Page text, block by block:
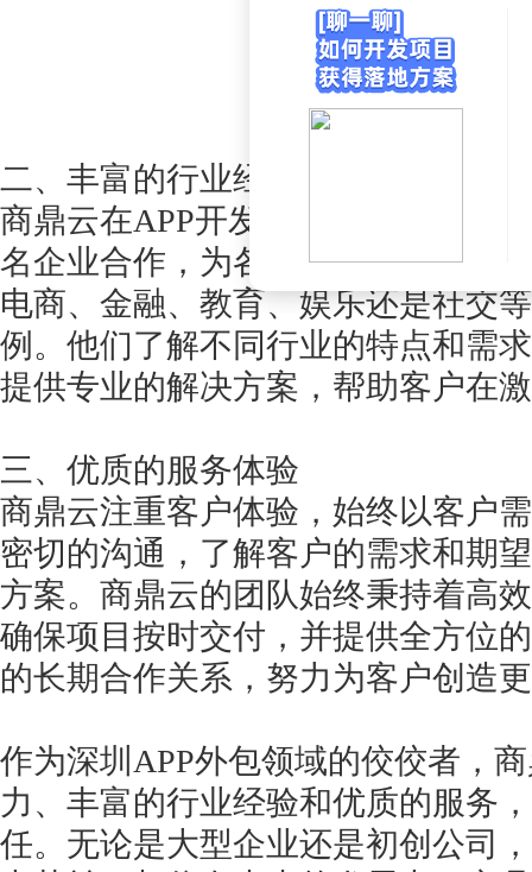
二、丰富的行业经验
商鼎云在APP开发领域拥有丰富的
名企业合作，为各行各业的客户开
电商、金融、教育、娱乐还是社交
例。他们了解不同行业的特点和需
提供专业的解决方案，帮助客户在
三、优质的服务体验
商鼎云注重客户体验，始终以客户
密切的沟通，了解客户的需求和期
方案。商鼎云的团队始终秉持着高
确保项目按时交付，并提供全方位
的长期合作关系，努力为客户创造
作为深圳 APP外包领域的佼佼者，
力、丰富的行业经验和优质的服务
任。无论是大型企业还是初创公司